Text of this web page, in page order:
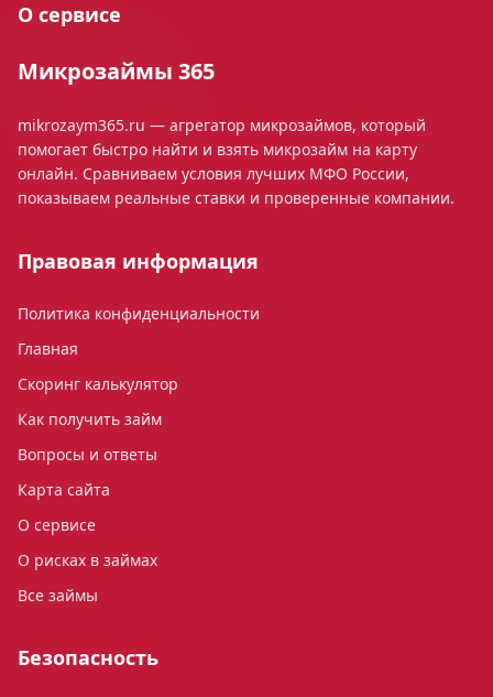
О сервисе
Микрозаймы 365
mikrozaym365.ru — агрегатор микрозаймов, который
помогает быстро найти и взять микрозайм на карту
онлайн. Сравниваем условия лучших МФО России,
показываем реальные ставки и проверенные компании.
Правовая информация
Политика конфиденциальности
Главная
Скоринг калькулятор
Как получить займ
Вопросы и ответы
Карта сайта
О сервисе
О рисках в займах
Все займы
Безопасность